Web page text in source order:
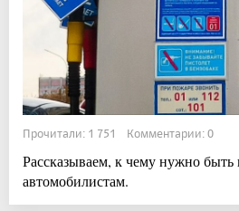
Прочитали: 1 751 Комментарии: 0
Рассказываем, к чему нужно
автомобилистам.